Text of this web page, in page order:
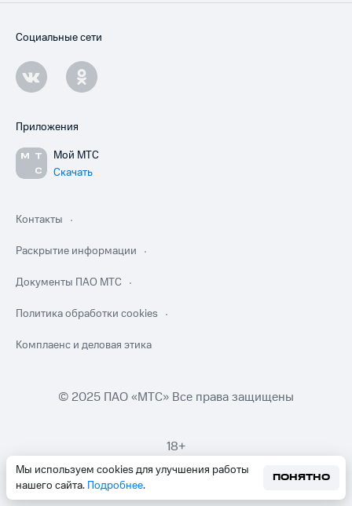
Мы используем cookies для улучшения работы
нашего сайта. Подробнее.
ПОНЯТНО
Социальные сети
Приложения
Мой МТС
Скачать
Контакты
Раскрытие информации
Документы ПАО МТС
Политика обработки cookies
Комплаенс и деловая этика
© 2025 ПАО «МТС» Все права защищены
18+